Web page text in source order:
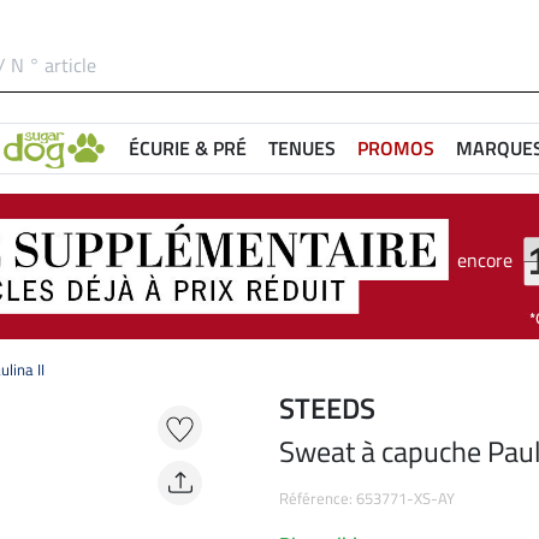
ÉCURIE & PRÉ TENUES PROMOS
encore
II
STEEDS
Sweat à capuche
Référence: 653771-XS-AY